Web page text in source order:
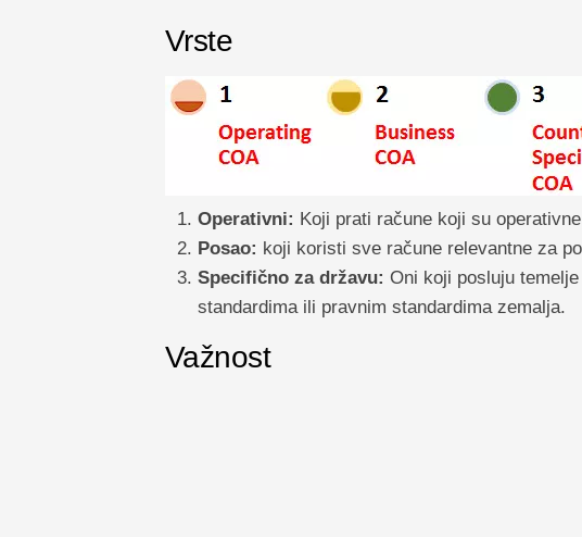
Vrste
Operativni: Koji prati račune koji su
Posao: koji koristi sve račune relevantne za
Specifično za državu: Oni koji posluju
standardima ili pravnim standardima zemalja.
Važnost